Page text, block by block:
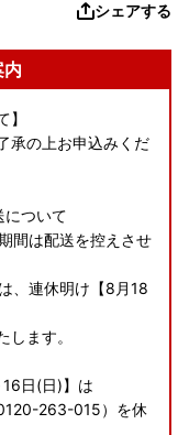
シェアする
承の上お申込みくだ
ついて
間は配送を控えさせ
、連休明け【8月18
ます。
日(日)】は
263-015）を休